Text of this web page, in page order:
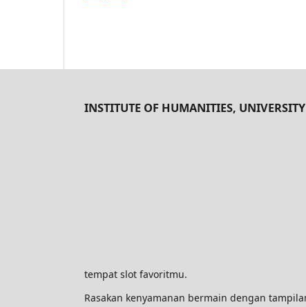
INSTITUTE OF HUMANITIES,
tempat slot favoritmu.
Rasakan kenyamanan bermain dengan